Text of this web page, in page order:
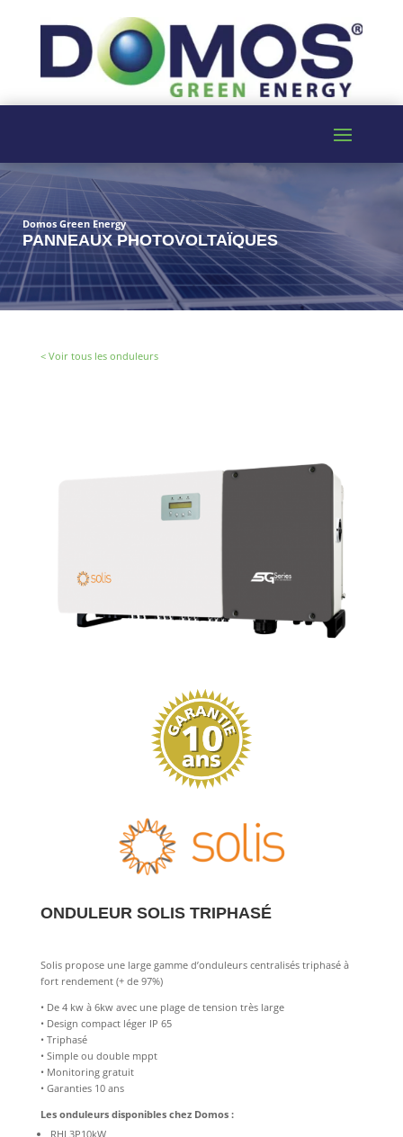
Domos Green Energy
PANNEAUX PHOTOVOLTAÏQUES
< Voir tous les onduleurs
ONDULEUR SOLIS TRIPHASÉ
Solis propose une large gamme d’onduleurs centralisés triphasé à
fort rendement (+ de 97%)
• De 4 kw à 6kw avec une plage de tension très large
• Design compact léger IP 65
• Triphasé
• Simple ou double mppt
• Monitoring gratuit
• Garanties 10 ans
Les onduleurs disponibles chez Domos :
RHI 3P10kW